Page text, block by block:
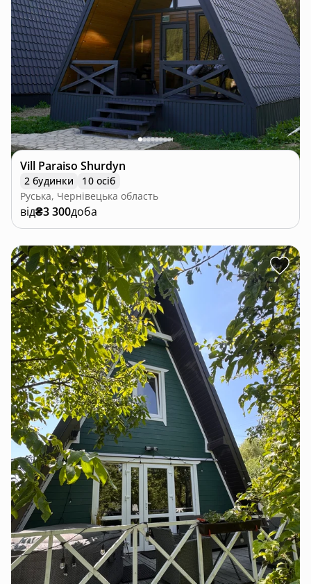
Vill Paraiso Shurdyn
2 будинки
10 осіб
Руська, Чернівецька область
від₴3 300доба